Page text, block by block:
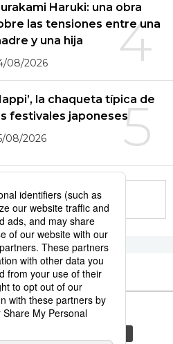
4
Haruki: una obra
las tensiones entre una
y una hija
08/2026
5
la chaqueta típica de
festivales japoneses
08/2026
series
comida